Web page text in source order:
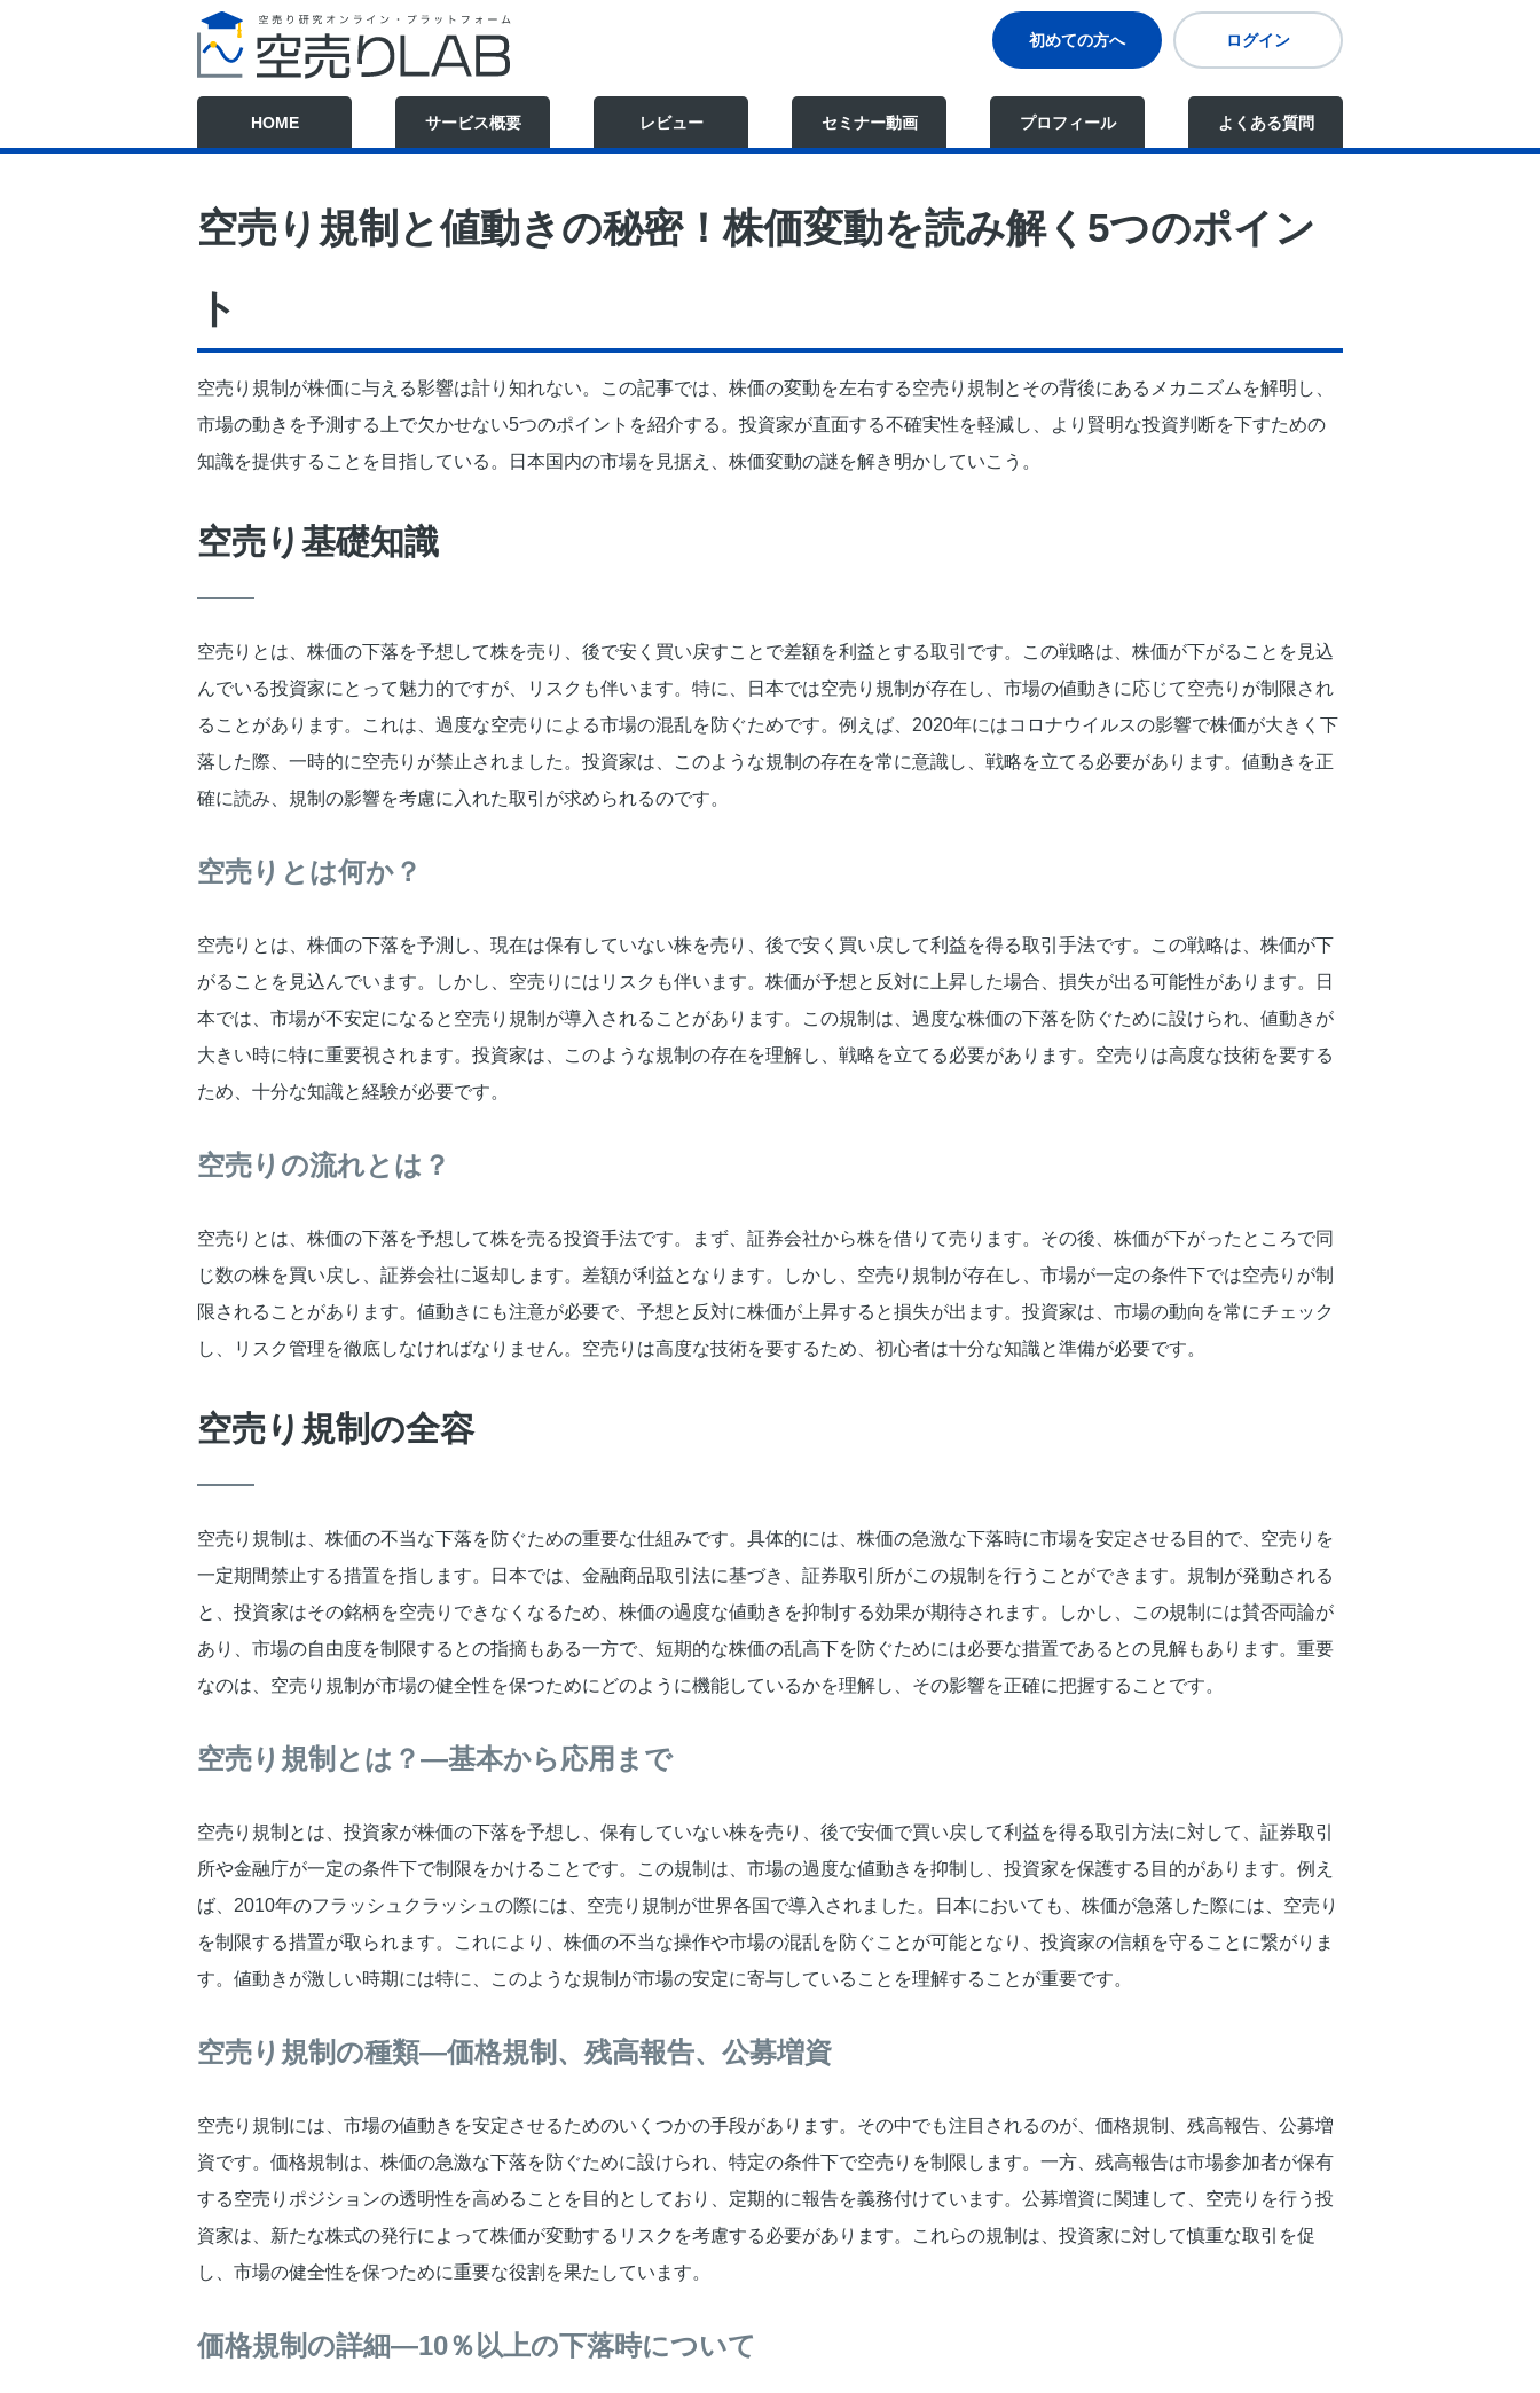
初めての方へ ログイン
HOME サービス概要 レビュー セミナー動画 プロフィール よくある質問
空売り規制と値動きの秘密！株価変動を読み解く5つのポイン
ト
空売り規制が株価に与える影響は計り知れない。この記事では、株価の変動を左右する空売り規制とその背後にあるメカニズムを解明し、
市場の動きを予測する上で欠かせない5つのポイントを紹介する。投資家が直面する不確実性を軽減し、より賢明な投資判断を下すための
知識を提供することを目指している。日本国内の市場を見据え、株価変動の謎を解き明かしていこう。
空売り基礎知識
空売りとは、株価の下落を予想して株を売り、後で安く買い戻すことで差額を利益とする取引です。この戦略は、株価が下がることを見込
んでいる投資家にとって魅力的ですが、リスクも伴います。特に、日本では空売り規制が存在し、市場の値動きに応じて空売りが制限され
ることがあります。これは、過度な空売りによる市場の混乱を防ぐためです。例えば、2020年にはコロナウイルスの影響で株価が大きく下
落した際、一時的に空売りが禁止されました。投資家は、このような規制の存在を常に意識し、戦略を立てる必要があります。値動きを正
確に読み、規制の影響を考慮に入れた取引が求められるのです。
空売りとは何か？
空売りとは、株価の下落を予測し、現在は保有していない株を売り、後で安く買い戻して利益を得る取引手法です。この戦略は、株価が下
がることを見込んでいます。しかし、空売りにはリスクも伴います。株価が予想と反対に上昇した場合、損失が出る可能性があります。日
本では、市場が不安定になると空売り規制が導入されることがあります。この規制は、過度な株価の下落を防ぐために設けられ、値動きが
大きい時に特に重要視されます。投資家は、このような規制の存在を理解し、戦略を立てる必要があります。空売りは高度な技術を要する
ため、十分な知識と経験が必要です。
空売りの流れとは？
空売りとは、株価の下落を予想して株を売る投資手法です。まず、証券会社から株を借りて売ります。その後、株価が下がったところで同
じ数の株を買い戻し、証券会社に返却します。差額が利益となります。しかし、空売り規制が存在し、市場が一定の条件下では空売りが制
限されることがあります。値動きにも注意が必要で、予想と反対に株価が上昇すると損失が出ます。投資家は、市場の動向を常にチェック
し、リスク管理を徹底しなければなりません。空売りは高度な技術を要するため、初心者は十分な知識と準備が必要です。
空売り規制の全容
空売り規制は、株価の不当な下落を防ぐための重要な仕組みです。具体的には、株価の急激な下落時に市場を安定させる目的で、空売りを
一定期間禁止する措置を指します。日本では、金融商品取引法に基づき、証券取引所がこの規制を行うことができます。規制が発動される
と、投資家はその銘柄を空売りできなくなるため、株価の過度な値動きを抑制する効果が期待されます。しかし、この規制には賛否両論が
あり、市場の自由度を制限するとの指摘もある一方で、短期的な株価の乱高下を防ぐためには必要な措置であるとの見解もあります。重要
なのは、空売り規制が市場の健全性を保つためにどのように機能しているかを理解し、その影響を正確に把握することです。
空売り規制とは？—基本から応用まで
空売り規制とは、投資家が株価の下落を予想し、保有していない株を売り、後で安価で買い戻して利益を得る取引方法に対して、証券取引
所や金融庁が一定の条件下で制限をかけることです。この規制は、市場の過度な値動きを抑制し、投資家を保護する目的があります。例え
ば、2010年のフラッシュクラッシュの際には、空売り規制が世界各国で導入されました。日本においても、株価が急落した際には、空売り
を制限する措置が取られます。これにより、株価の不当な操作や市場の混乱を防ぐことが可能となり、投資家の信頼を守ることに繋がりま
す。値動きが激しい時期には特に、このような規制が市場の安定に寄与していることを理解することが重要です。
空売り規制の種類—価格規制、残高報告、公募増資
空売り規制には、市場の値動きを安定させるためのいくつかの手段があります。その中でも注目されるのが、価格規制、残高報告、公募増
資です。価格規制は、株価の急激な下落を防ぐために設けられ、特定の条件下で空売りを制限します。一方、残高報告は市場参加者が保有
する空売りポジションの透明性を高めることを目的としており、定期的に報告を義務付けています。公募増資に関連して、空売りを行う投
資家は、新たな株式の発行によって株価が変動するリスクを考慮する必要があります。これらの規制は、投資家に対して慎重な取引を促
し、市場の健全性を保つために重要な役割を果たしています。
価格規制の詳細—10％以上の下落時について